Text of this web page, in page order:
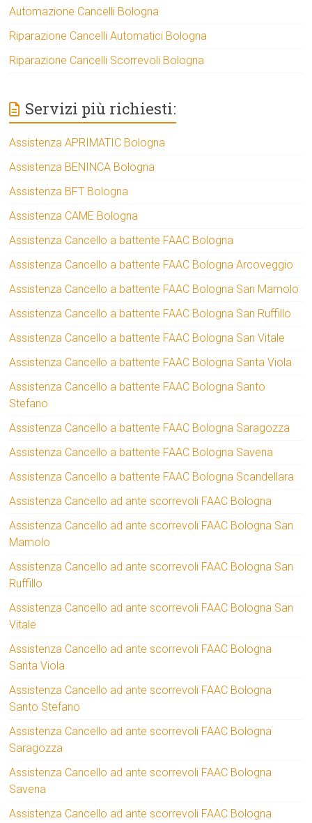
Automazione Cancelli Bologna
Riparazione Cancelli Automatici Bologna
Riparazione Cancelli Scorrevoli Bologna
Servizi più richiesti:
Assistenza APRIMATIC Bologna
Assistenza BENINCA Bologna
Assistenza BFT Bologna
Assistenza CAME Bologna
Assistenza Cancello a battente FAAC Bologna
Assistenza Cancello a battente FAAC Bologna Arcoveggio
Assistenza Cancello a battente FAAC Bologna San Mamolo
Assistenza Cancello a battente FAAC Bologna San Ruffillo
Assistenza Cancello a battente FAAC Bologna San Vitale
Assistenza Cancello a battente FAAC Bologna Santa Viola
Assistenza Cancello a battente FAAC Bologna Santo
Stefano
Assistenza Cancello a battente FAAC Bologna Saragozza
Assistenza Cancello a battente FAAC Bologna Savena
Assistenza Cancello a battente FAAC Bologna Scandellara
Assistenza Cancello ad ante scorrevoli FAAC Bologna
Assistenza Cancello ad ante scorrevoli FAAC Bologna San
Mamolo
Assistenza Cancello ad ante scorrevoli FAAC Bologna San
Ruffillo
Assistenza Cancello ad ante scorrevoli FAAC Bologna San
Vitale
Assistenza Cancello ad ante scorrevoli FAAC Bologna
Santa Viola
Assistenza Cancello ad ante scorrevoli FAAC Bologna
Santo Stefano
Assistenza Cancello ad ante scorrevoli FAAC Bologna
Saragozza
Assistenza Cancello ad ante scorrevoli FAAC Bologna
Savena
Assistenza Cancello ad ante scorrevoli FAAC Bologna